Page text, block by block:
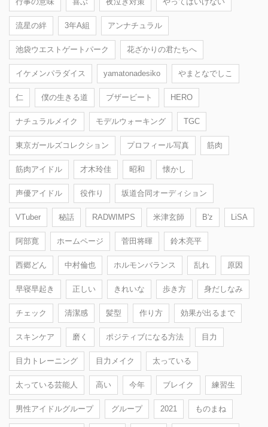
流星の絆 3年A組 アンナチュラル
池袋ウエストゲートパーク 花ざかりの君たちへ
イケメンパラダイス yamatonadesiko やまとなでしこ
仁 僕の生きる道 ブザービート HERO
ナチュラルメイク モデルウォーキング TGC
東京ガールズコレクション プロフィール写真 筋肉
筋肉アイドル 才木玲佳 昭和 懐かし
声優アイドル 役作り 坂道合同オーディション
VTuber 秘話 RADWIMPS 米津玄師 B'z LiSA
阿部寛 ホームページ 菅田将暉 鈴木亮平
西郷どん 中村倫也 ホルモンバランス 乱れ 原因
早寝早起き 正しい きれいな 歩き方 身だしなみ
チェック 清潔感 髪型 作り方 効果が出るまで
スキンケア 磨く ポジティブになる方法 目力
目力トレーニング 目力メイク 太っている
太っている芸能人 高い 今年 ブレイク 練習生
男性アイドルグループ グループ 2021 ものまね